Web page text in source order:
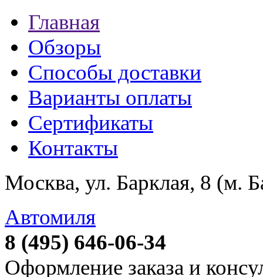
Главная
Обзоры
Способы доставки
Варианты оплаты
Сертификаты
Контакты
Москва, ул. Барклая, 8 (м.
Автомиля
8 (495) 646-06-34
Оформление заказа и